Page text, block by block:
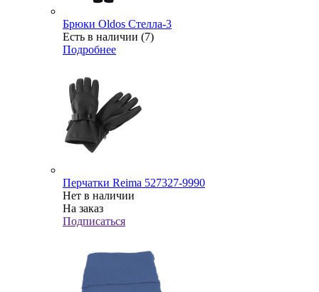
Брюки Oldos Стелла-3
Есть в наличии (7)
Подробнее
Перчатки Reima 527327-9990
Нет в наличии
На заказ
Подписаться